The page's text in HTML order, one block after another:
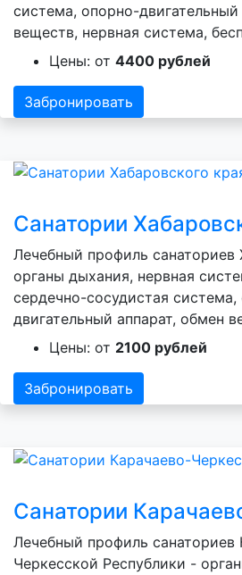
система, опорно-двигательный
веществ, нервная система,
Цены: от 4400 рублей
Забронировать
Санатории
Лечебный профиль санаториев
органы дыхания, нервная
сердечно-сосудистая
двигательный аппарат, обмен
Цены: от 2100 рублей
Забронировать
Санатории
Лечебный профиль санаториев
Черкесской Республики -